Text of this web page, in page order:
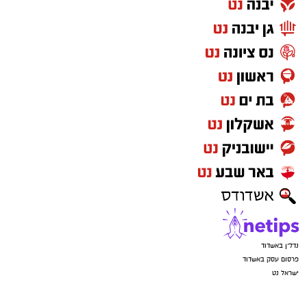
נדל"ן באשדוד
פרסום עסק באשדוד
ישראל נט